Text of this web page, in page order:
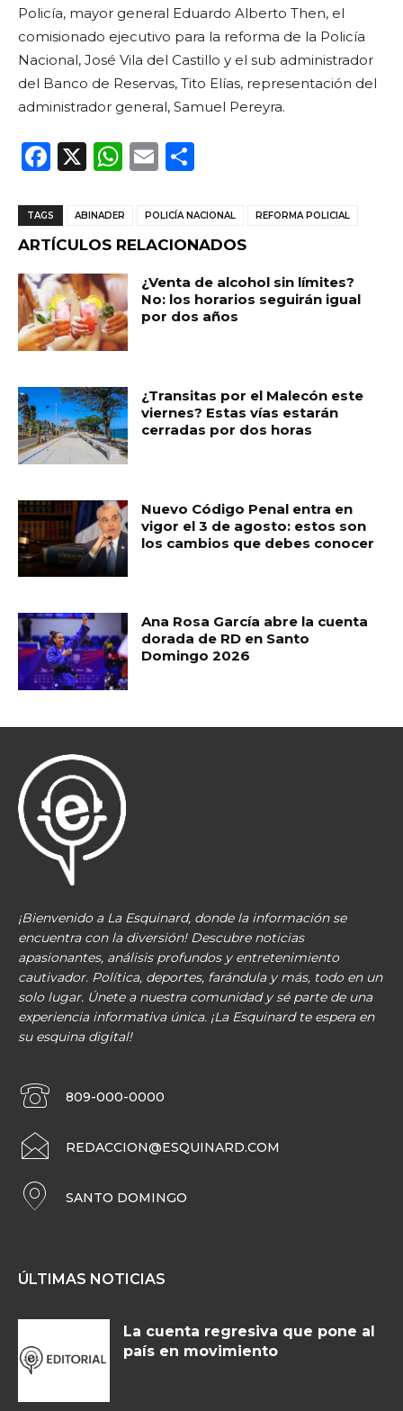
Policía, mayor general Eduardo Alberto Then, el
comisionado ejecutivo para la reforma de la Policía
Nacional, José Vila del Castillo y el sub administrador
del Banco de Reservas, Tito Elías, representación del
administrador general, Samuel Pereyra.
F
c
e
b
o
o
k
X
W
a
ts
A
p
p
E
ai
l
m
p
ar
ti
r
TAGS ABINADER POLICÍA NACIONAL REFORMA POLICIAL
ARTÍCULOS RELACIONADOS
¿Venta de alcohol sin límites?
No: los horarios seguirán igual
por dos años
¿Transitas por el Malecón este
viernes? Estas vías estarán
cerradas por dos horas
Nuevo Código Penal entra en
vigor el 3 de agosto: estos son
los cambios que debes conocer
Ana Rosa García abre la cuenta
dorada de RD en Santo
Domingo 2026
¡Bienvenido a La Esquinard, donde la información se
encuentra con la diversión! Descubre noticias
apasionantes, análisis profundos y entretenimiento
cautivador. Política, deportes, farándula y más, todo en un
solo lugar. Únete a nuestra comunidad y sé parte de una
experiencia informativa única. ¡La Esquinard te espera en
su esquina digital!
809-000-0000
REDACCION@ESQUINARD.COM
SANTO DOMINGO
ÚLTIMAS NOTICIAS
La cuenta regresiva que pone al
país en movimiento